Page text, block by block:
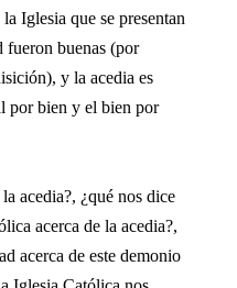
Iglesia que se presentan
fueron buenas (por
y la acedia es
por bien y el bien por
acedia?, ¿qué nos dice
acerca de la acedia?,
acerca de este demonio